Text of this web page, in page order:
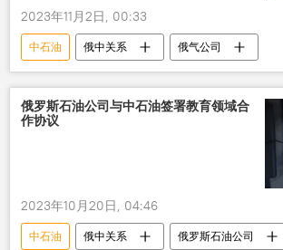
2023年11月2日, 00:33
中石油 俄中关系
俄气公司
乌苏里江
天然气管道 协议
俄罗斯石油公司与中石油签署教育领域合
作协议
2023年10月20日, 04:46
中石油 俄中关系
俄罗斯石油公司